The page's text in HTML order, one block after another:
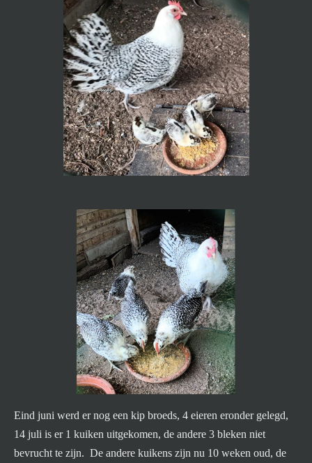
Eind juni werd er nog een kip broeds, 4 eieren eronder gelegd,
14 juli is er 1 kuiken uitgekomen, de andere 3 bleken niet
bevrucht te zijn. De andere kuikens zijn nu 10 weken oud, de